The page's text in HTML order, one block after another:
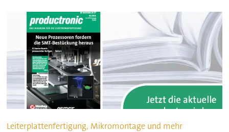
Leiterplattenfertigung, Mikromontage und mehr